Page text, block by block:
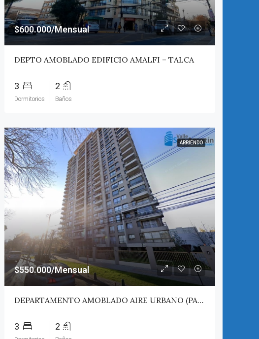
$600.000/Mensual
DEPTO AMOBLADO EDIFICIO AMALFI – TALCA
3
Dormitorios
2
Baños
ARRIENDO
$550.000/Mensual
DEPARTAMENTO AMOBLADO AIRE URBANO (PAZ) – TALCA
3 2